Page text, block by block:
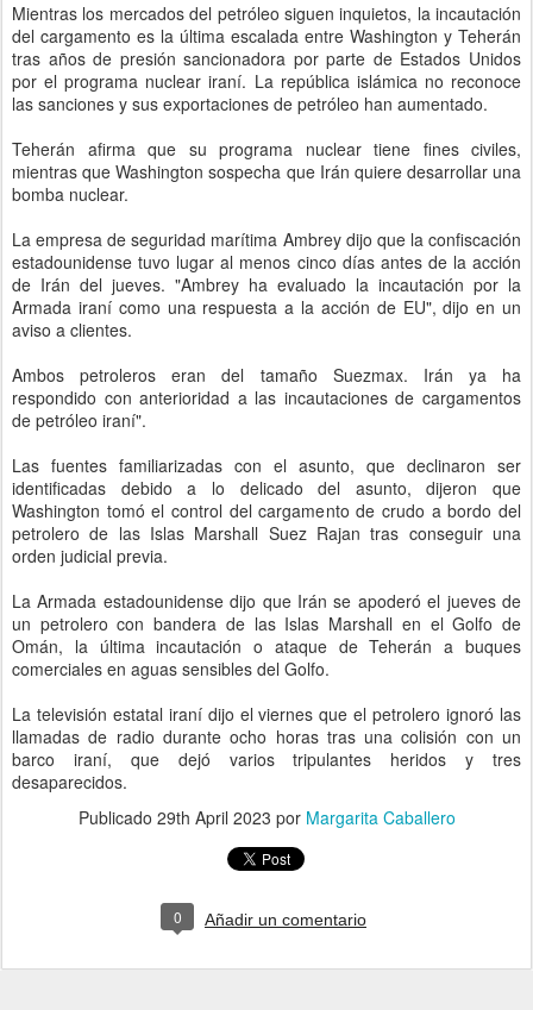
Mientras los mercados del petróleo siguen inquietos, la incautación
del cargamento es la última escalada entre Washington y Teherán
tras años de presión sancionadora por parte de Estados Unidos
por el programa nuclear iraní. La república islámica no reconoce
las sanciones y sus exportaciones de petróleo han aumentado.
Teherán afirma que su programa nuclear tiene fines civiles,
mientras que Washington sospecha que Irán quiere desarrollar una
bomba nuclear.
La empresa de seguridad marítima Ambrey dijo que la confiscación
estadounidense tuvo lugar al menos cinco días antes de la acción
de Irán del jueves. "Ambrey ha evaluado la incautación por la
Armada iraní como una respuesta a la acción de EU", dijo en un
aviso a clientes.
Ambos petroleros eran del tamaño Suezmax. Irán ya ha
respondido con anterioridad a las incautaciones de cargamentos
de petróleo iraní".
Las fuentes familiarizadas con el asunto, que declinaron ser
identificadas debido a lo delicado del asunto, dijeron que
Washington tomó el control del cargamento de crudo a bordo del
petrolero de las Islas Marshall Suez Rajan tras conseguir una
orden judicial previa.
La Armada estadounidense dijo que Irán se apoderó el jueves de
un petrolero con bandera de las Islas Marshall en el Golfo de
Omán, la última incautación o ataque de Teherán a buques
comerciales en aguas sensibles del Golfo.
La televisión estatal iraní dijo el viernes que el petrolero ignoró las
llamadas de radio durante ocho horas tras una colisión con un
barco iraní, que dejó varios tripulantes heridos y tres
desaparecidos.
Publicado 29th April 2023 por Margarita Caballero
0 Añadir un comentario